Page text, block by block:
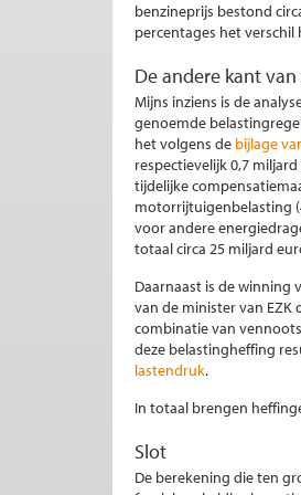
benzineprijs bestond
percentages het verschil
De andere kant
Mijns inziens is de
genoemde
het volgens de bijlage
respectievelijk 0,7
tijdelijke
motorrijtuigenbelasting
voor andere
totaal circa 25 miljard
Daarnaast is de winning
van de minister van
combinatie van
deze belastingheffing
lastendruk.
In totaal brengen
Slot
De berekening die ten